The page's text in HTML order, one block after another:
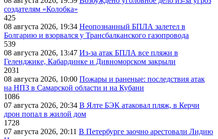
создателям «Колобка»
425
08 августа 2026, 19:34 Неопознанный БПЛА залетел в
Болгарию и взорвался у Трансбалканского газопровода
539
08 августа 2026, 13:47 Из-за атак БПЛА все пляжи в
Геленджике, Кабардинке и Дивноморском закрыли
2031
08 августа 2026, 10:00 Пожары и раненые: последствия атак
на НПЗ в Самарской области и на Кубани
1086
07 августа 2026, 20:34 В Ялте БЭК атаковал пляж, в Керчи
дрон попал в жилой дом
1728
07 августа 2026, 20:11 В Петербурге заочно арестовали Лидию